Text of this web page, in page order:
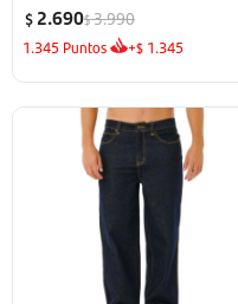
$ 2.690$3.990
1.345 Puntos +$ 1.345